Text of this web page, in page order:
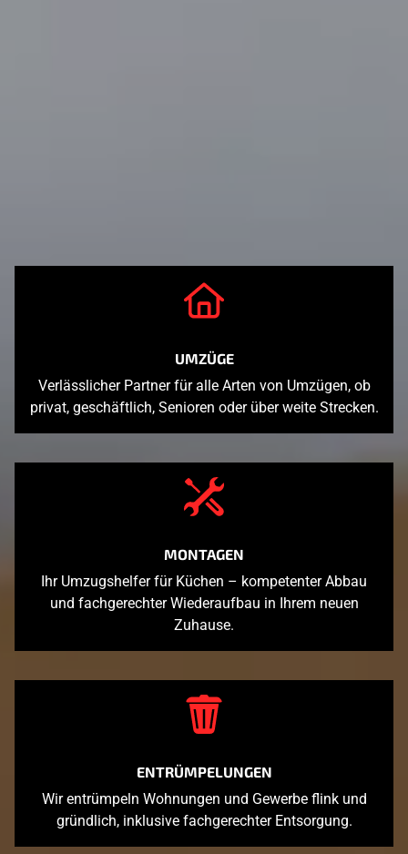
UMZÜGE
Verlässlicher Partner für alle Arten von Umzügen, ob
privat, geschäftlich, Senioren oder über weite Strecken.
MONTAGEN
Ihr Umzugshelfer für Küchen – kompetenter Abbau
und fachgerechter Wiederaufbau in Ihrem neuen
Zuhause.
ENTRÜMPELUNGEN
Wir entrümpeln Wohnungen und Gewerbe flink und
gründlich, inklusive fachgerechter Entsorgung.